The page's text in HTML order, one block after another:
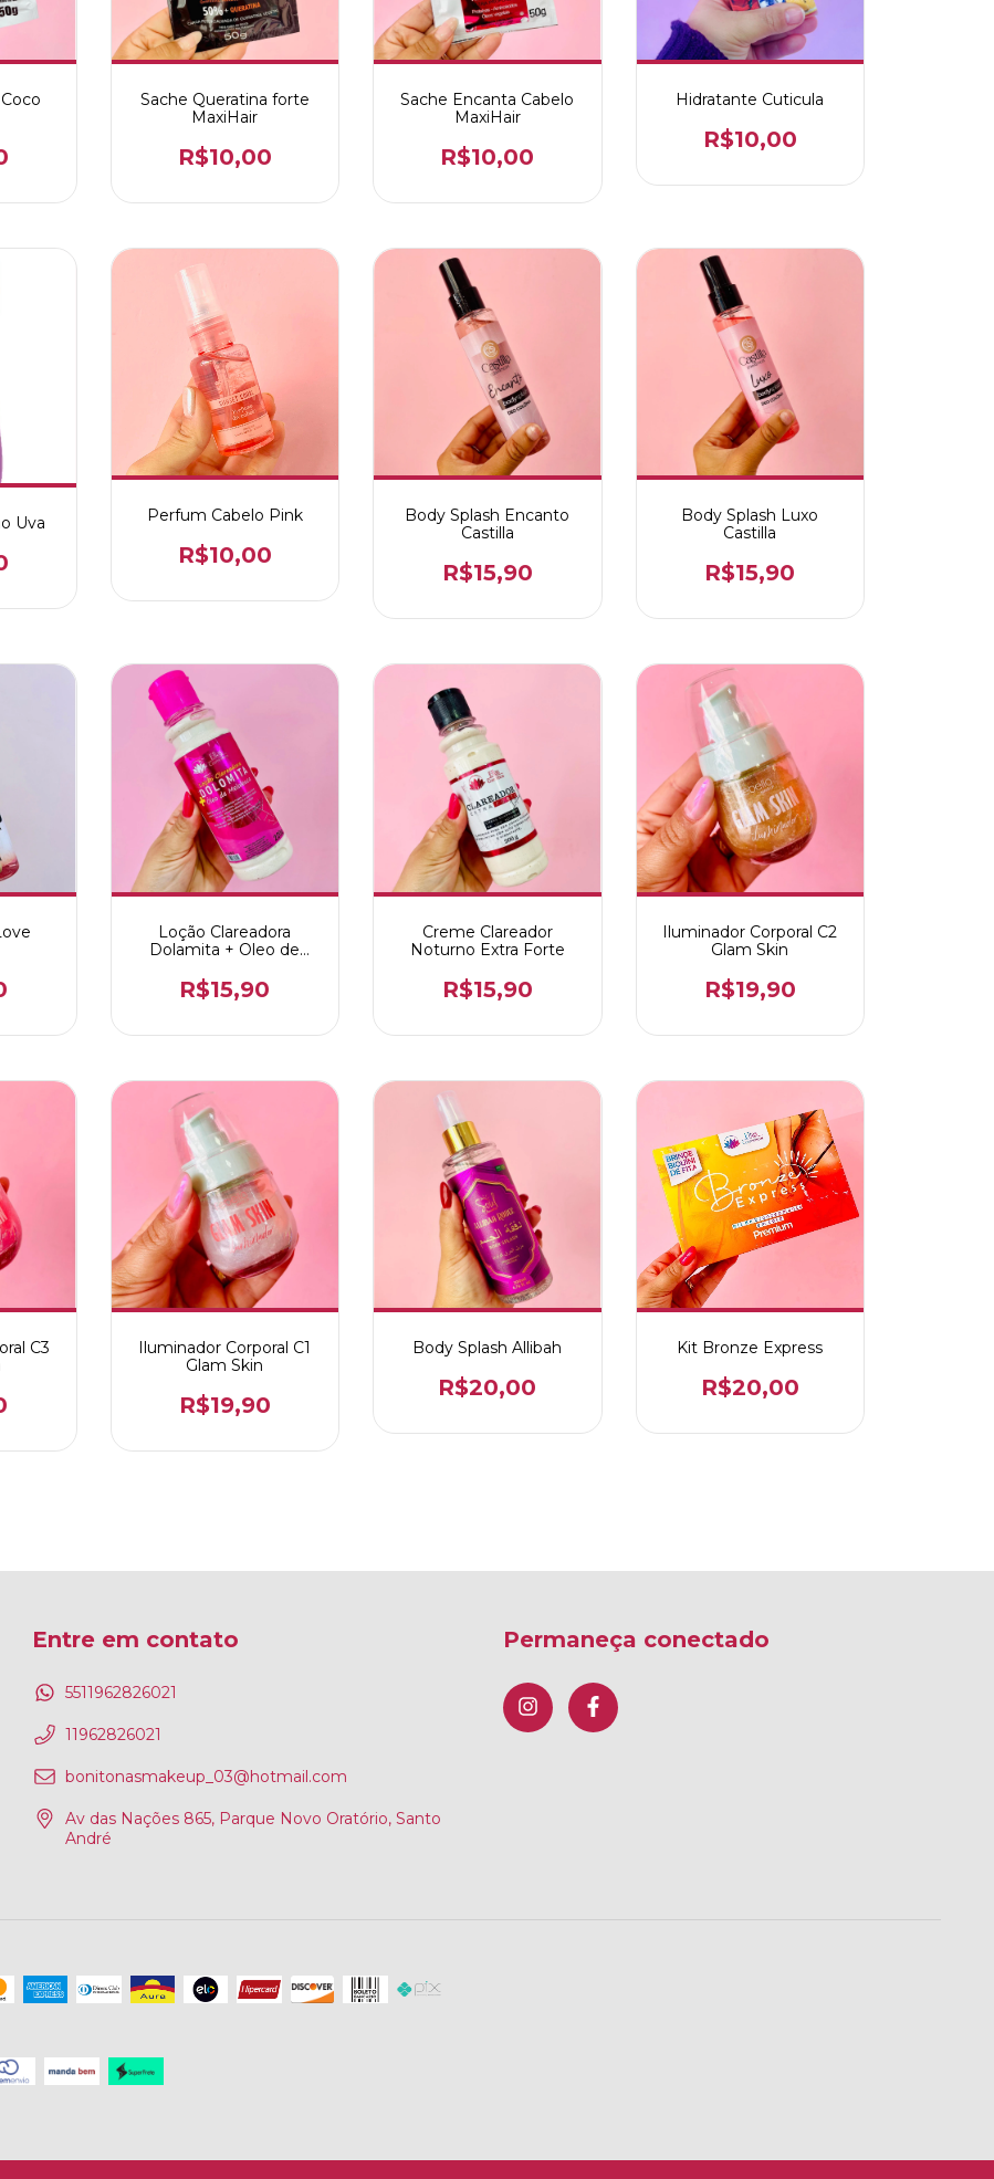
Sache Queratina forte
MaxiHair
R$10,00
Sache Encanta Cabelo
MaxiHair
R$10,00
Hidratante Cuticula
R$10,00
Uva Perfum Cabelo Pink
R$10,00
Body Splash Encanto
Castilla
R$15,90
Body Splash Luxo
Castilla
R$15,90
Loção Clareadora
Dolamita + Oleo de
R$15,90
Creme Clareador
Noturno Extra Forte
R$15,90
Iluminador Corporal C2
Glam Skin
R$19,90
C3
Iluminador Corporal C1
Glam Skin
R$19,90
Body Splash Allibah
R$20,00
Kit Bronze Express
R$20,00
Entre em contato
5511962826021
11962826021
bonitonasmakeup_03@hotmail.com
Av das Nações 865, Parque Novo Oratório, Santo
André
Permaneça conectado